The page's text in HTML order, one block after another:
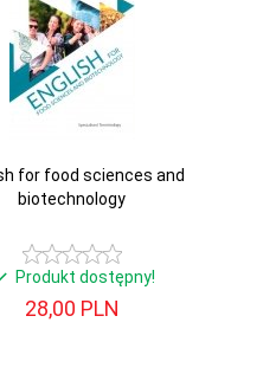
for food sciences and
biotechnology
Produkt dostępny!
28,00 PLN